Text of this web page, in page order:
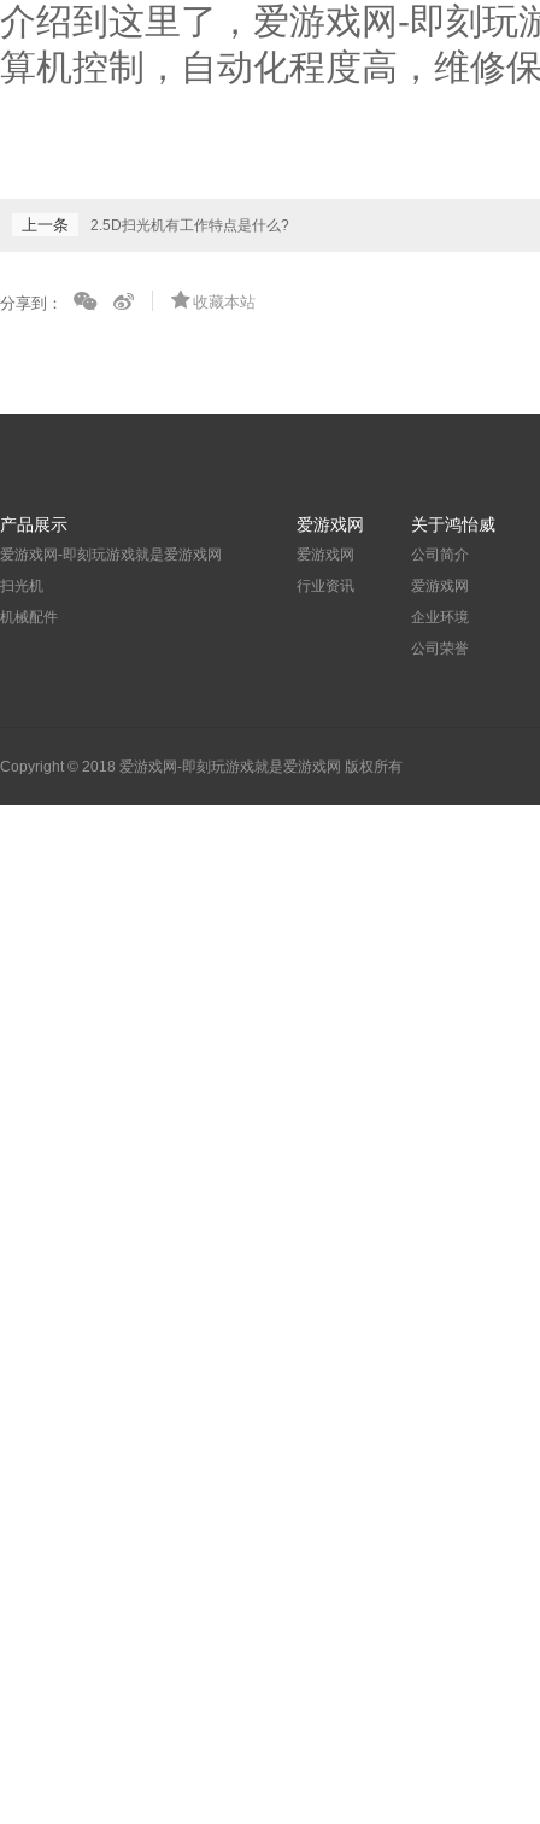
介绍到这里了，爱游戏网-即刻玩
算机控制，自动化程度高，维修
上一条 2.5D扫光机有工作特点是什么?
分享到： 收藏本站
产品展示
爱游戏网-即刻玩游戏就是爱游戏网
扫光机
机械配件
爱游戏网
爱游戏网
行业资讯
关于鸿怡威
公司简介
爱游戏网
企业环境
公司荣誉
Copyright © 2018 爱游戏网-即刻玩游戏就是爱游戏网 版权所有